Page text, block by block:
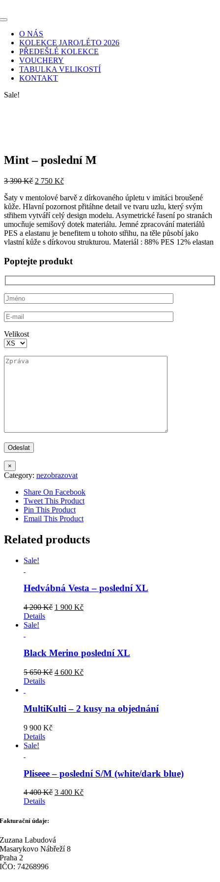
to
Toggle
Navigation
O NÁS
KOLEKCE JARO/LÉTO 2026
PŘEDEŠLÉ KOLEKCE
VOUCHERY
TABULKA VELIKOSTÍ
KONTAKT
Sale!
Mint – poslední M
3 390Kč Original
was:
3
390 Kč.
2 750 KčCurrent
is:
2
750 Kč.
Šaty v mentolové barvě z dírkovaného úpletu v imitáci broušené
kůže. Hlavní pozornost přitáhne detail ve tvaru uzlu, který svým
střihem vytváří celý design modelu. Asymetrické řasení po stranách
umocňuje semišový dotek materiálu. Jemné zpracování materiálů
PES a elastanu je benefitem u tohoto střihu, na těle působí jako
vlastní kůže s dírkovou strukturou. Materiál : 88% PES 12% elastan
Poptejte produkt
Velikost
×
Category: nezobrazovat
Share On Facebook
Tweet This Product
Pin This Product
Email This Product
Related products
Sale!
Hedvábná Vesta – poslední XL
4 200Kč Original
1 900 KčCurrent
Details
Sale!
Black Merino poslední XL
5 650Kč Original
650 Kč.
4 600 KčCurrent
600 Kč.
Details
MultiKulti – 2 kusy na objednání
9 900 Kč
Details
Sale!
Pliseee – poslední S/M (white/dark blue)
4 400Kč Original
3 400 KčCurrent
Details
Fakturační údaje:
Zuzana Labudová
Masarykovo Nábřeží 8
Praha 2
IČO: 74268996